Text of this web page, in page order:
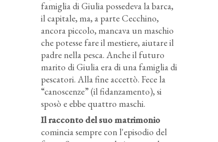
famiglia di Giulia possedeva la barca,
il capitale, ma, a parte Cecchino,
ancora piccolo, mancava un maschio
che potesse fare il mestiere, aiutare il
padre nella pesca. Anche il futuro
marito di Giulia era di una famiglia di
pescatori. Alla fine accettò. Fece la
“canoscenze” (il fidanzamento), si
sposò e ebbe quattro maschi.
Il racconto del suo matrimonio
comincia sempre con l'episodio del